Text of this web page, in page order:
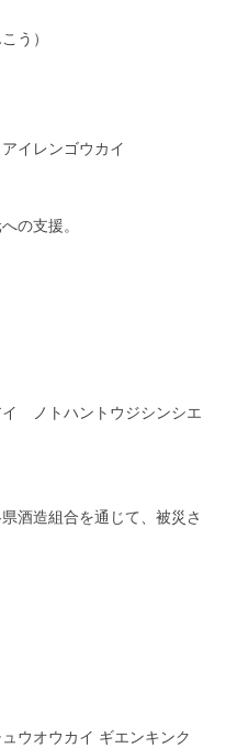
う）
イレンゴウカイ
の支援。
イ ノトハントウジシンシエ
酒造組合を通じて、被災さ
ウオウカイ ギエンキンク